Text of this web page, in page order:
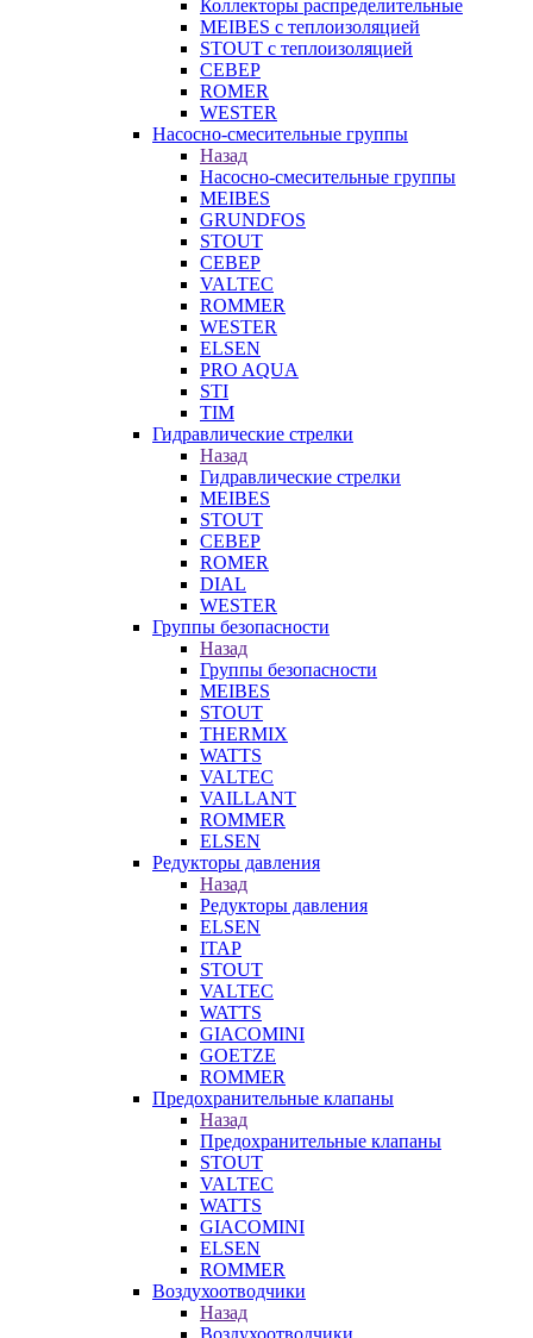
Коллекторы распределительные
MEIBES с теплоизоляцией
STOUT с теплоизоляцией
СЕВЕР
ROMER
WESTER
Насосно-смесительные группы
Назад
Насосно-смесительные группы
MEIBES
GRUNDFOS
STOUT
СЕВЕР
VALTEC
ROMMER
WESTER
ELSEN
PRO AQUA
STI
TIM
Гидравлические стрелки
Назад
Гидравлические стрелки
MEIBES
STOUT
СЕВЕР
ROMER
DIAL
WESTER
Группы безопасности
Назад
Группы безопасности
MEIBES
STOUT
THERMIX
WATTS
VALTEC
VAILLANT
ROMMER
ELSEN
Редукторы давления
Назад
Редукторы давления
ELSEN
ITAP
STOUT
VALTEC
WATTS
GIACOMINI
GOETZE
ROMMER
Предохранительные клапаны
Назад
Предохранительные клапаны
STOUT
VALTEC
WATTS
GIACOMINI
ELSEN
ROMMER
Воздухоотводчики
Назад
Воздухоотводчики